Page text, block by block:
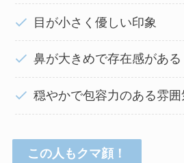
目が小さく優しい印象
鼻が大きめで存在感がある
穏やかで包容力のある雰囲
この人もクマ顔！